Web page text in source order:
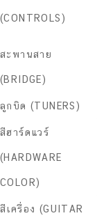
(CONTROLS)
สะพานสาย
(BRIDGE)
ลูกบิด (TUNERS)
สีฮาร์ดแวร์
(HARDWARE
COLOR)
สีเครื่อง (GUITAR